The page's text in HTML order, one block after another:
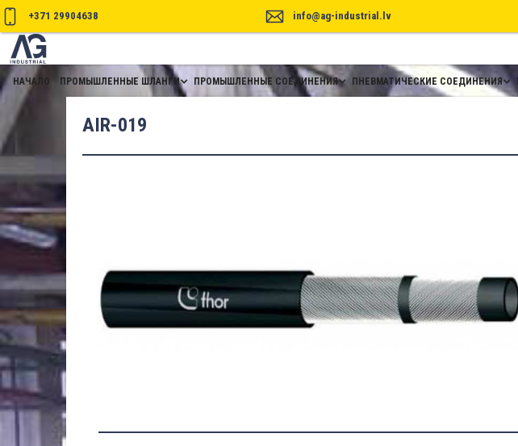
+371 29904638 info@ag-industrial.lv
НАЧАЛО ПРОМЫШЛЕННЫЕ ШЛАНГИ ПРОМЫШЛЕННЫЕ СОЕДИНЕНИЯ ПНЕВМАТИЧЕСКИЕ СОЕДИНЕНИЯ
AIR-019